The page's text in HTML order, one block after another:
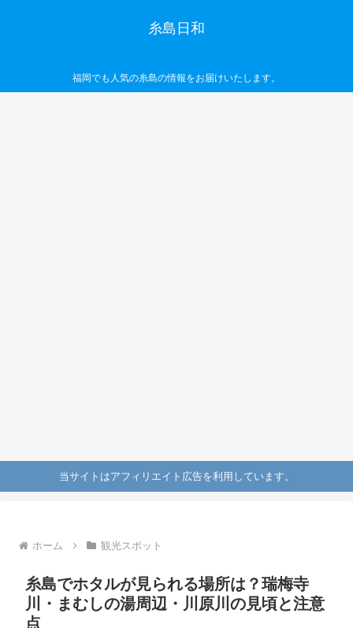
糸島日和
福岡でも人気の糸島の情報をお届けいたします。
当サイトはアフィリエイト広告を利用しています。
ホーム 観光スポット
糸島でホタルが見られる場所は？瑞梅寺
川・まむしの湯周辺・川原川の見頃と注意
点